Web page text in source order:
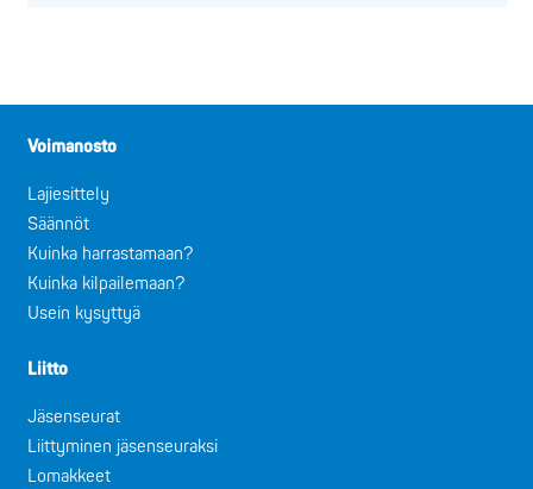
Voimanosto
Lajiesittely
Säännöt
Kuinka harrastamaan?
Kuinka kilpailemaan?
Usein kysyttyä
Liitto
Jäsenseurat
Liittyminen jäsenseuraksi
Lomakkeet